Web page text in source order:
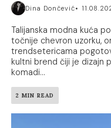
Dina Dončević
Talijanska modna kuća
točnije chevron uzorku,
trendsetericama
kultni brend čiji je dizajn
komadi...
2 MIN READ